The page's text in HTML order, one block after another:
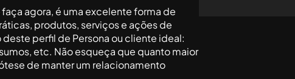
agora, é uma excelente forma de
produtos, serviços e ações de
perfil de Persona ou cliente ideal:
etc. Não esqueça que quanto maior
de manter um relacionamento